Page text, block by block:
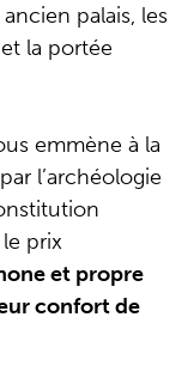
palais, les
la portée
emmène à la
l’archéologie
prix
et propre
confort de